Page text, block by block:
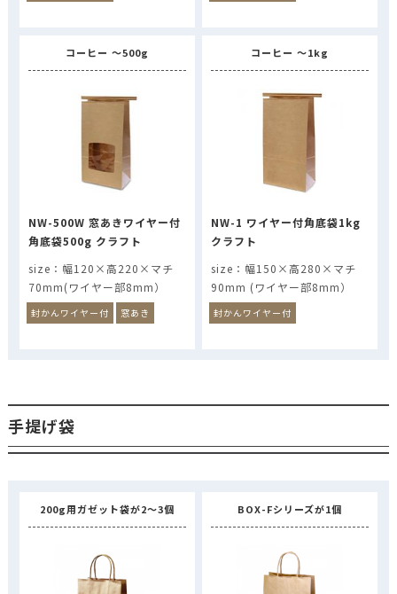
コーヒー ～500g
NW-500W 窓あきワイヤー付
角底袋500g クラフト
幅120×高220×マチ
70mm(ワイヤー部8mm）
封かんワイヤー付 窓あき
コーヒー ～1kg
NW-1 ワイヤー付角底袋1kg
クラフト
幅150×高280×マチ
90mm (ワイヤー部8mm）
封かんワイヤー付
手提げ袋
200g用ガゼット袋が2～3個 BOX-Fシリーズが1個